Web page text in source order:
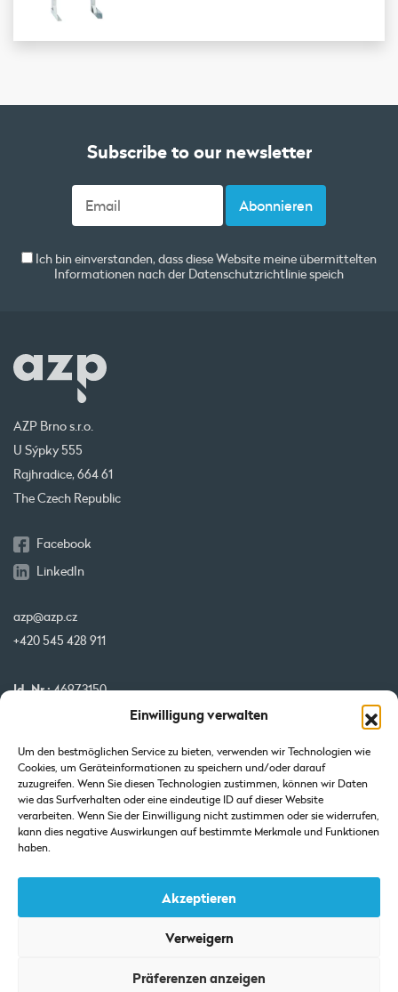
Einwilligung verwalten
Um den bestmöglichen Service zu bieten, verwenden wir Technologien wie
Cookies, um Geräteinformationen zu speichern und/oder darauf
zuzugreifen. Wenn Sie diesen Technologien zustimmen, können wir Daten
wie das Surfverhalten oder eine eindeutige ID auf dieser Website
verarbeiten. Wenn Sie der Einwilligung nicht zustimmen oder sie widerrufen,
kann dies negative Auswirkungen auf bestimmte Merkmale und Funktionen
haben.
Akzeptieren
Verweigern
Präferenzen anzeigen
Subscribe to our newsletter
Ich bin einverstanden, dass diese Website meine übermittelten
Informationen nach der Datenschutzrichtliniespeich
AZP Brno s.r.o.
U Sýpky 555
Rajhradice, 664 61
The Czech Republic
Facebook
LinkedIn
azp@azp.cz
+420 545 428 911
Id. Nr.:46973150
CZ46973150
BIC:GIBA CZ PX
Unsere Projekte werden von der EU kofinanziert
Brünn-Abteilung C-Einlage 7425.